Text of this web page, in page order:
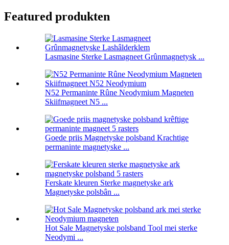
Featured produkten
Lasmasine Sterke Lasmagneet Grûnmagnetysk ...
N52 Permaninte Rûne Neodymium Magneten
Skiifmagneet N5 ...
Goede priis Magnetyske polsband Krachtige
permaninte magnetyske ...
Ferskate kleuren Sterke magnetyske ark
Magnetyske polsbân ...
Hot Sale Magnetyske polsband Tool mei sterke
Neodymi ...